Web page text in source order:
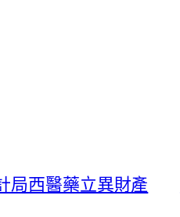
局西醫藥立異財產